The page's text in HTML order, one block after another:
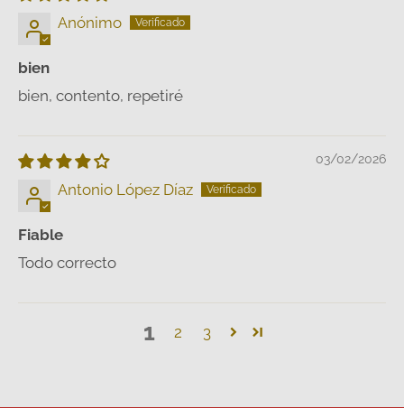
Anónimo
bien
bien, contento, repetiré
03/02/2026
Antonio López Díaz
Fiable
Todo correcto
1 2 3